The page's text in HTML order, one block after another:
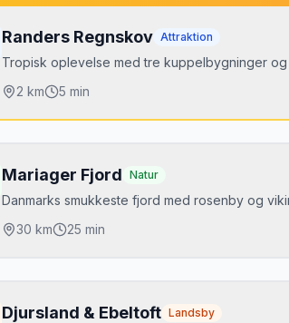
Randers Regnskov Attraktion
Tropisk oplevelse med tre kuppelbygninger
2 km 5 min
regnskov
og slanger
udstillinger
Mariager Fjord Natur
Danmarks smukkeste fjord med rosenby og
30 km 25 min
Rosenby
Djursland & Ebeltoft Landsby